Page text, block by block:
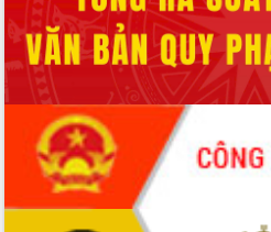
trường Nguyễn Hoàng Hiệp khảo sát
vùng trồng và doanh nghiệp đóng gói
sầu riêng tại Đắk Lắk
Trình diễn nghệ thuật chế biến các
món ăn từ sầu riêng
Đắk Lắk công bố Quy hoạch và xúc
tiến đầu tư tỉnh
Ngành cá ngừ Đắk Lắk chủ động thích
ứng để giữ vững thị trường xuất khẩu